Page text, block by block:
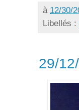
à 12/30/
Libellés :
29/